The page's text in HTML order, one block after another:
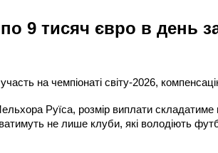
9 тисяч євро в день
на чемпіонаті світу-2026,
Руїса, розмір виплати складатиме
не лише клуби, які володіють